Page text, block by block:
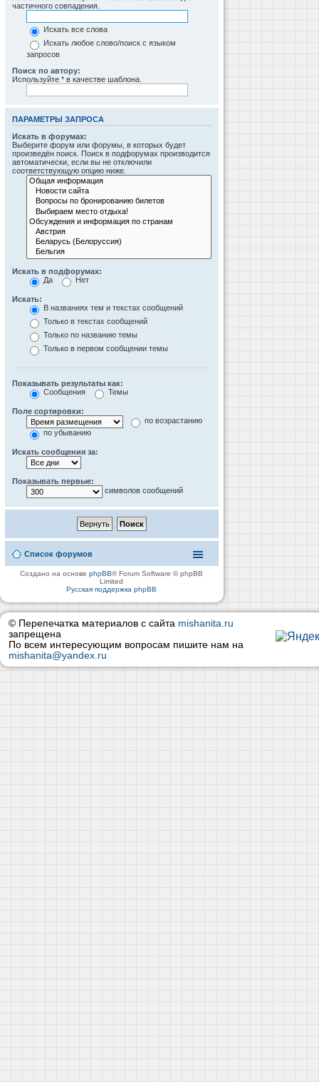
частичного совпадения.
Искать все слова
Искать любое слово/поиск с языком
запросов
Поиск по автору:
Используйте * в качестве шаблона.
ПАРАМЕТРЫ ЗАПРОСА
Искать в форумах:
Выберите форум или форумы, в которых будет
произведён поиск. Поиск в подфорумах производится
автоматически, если вы не отключили
соответствующую опцию ниже.
Искать в подфорумах:
Да
Нет
Искать:
В названиях тем и текстах сообщений
Только в текстах сообщений
Только по названию темы
Только в первом сообщении темы
Показывать результаты как:
Сообщения
Темы
Поле сортировки:
по возрастанию
по убыванию
Искать сообщения за:
Показывать первые:
символов сообщений
Список форумов
Создано на основеphpBB® Forum Software © phpBB
Limited
Русская поддержка phpBB
© Перепечатка материалов с сайта mishanita.ru
запрещена
По всем интересующим вопросам пишите нам на
mishanita@yandex.ru